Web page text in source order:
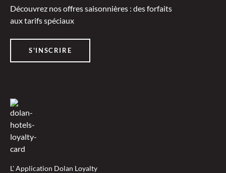
Découvrez nos offres saisonnières : des forfaits
aux tarifs spéciaux
S'INSCRIRE
L' Application Dolan Loyalty